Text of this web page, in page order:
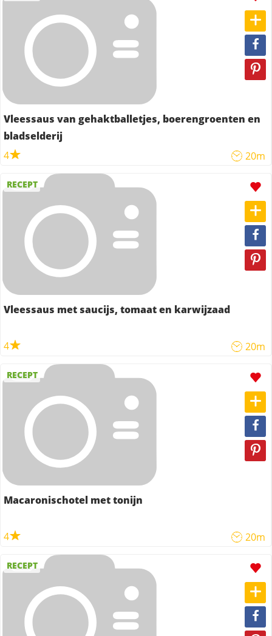
Vleessaus van gehaktballetjes, boerengroenten en
bladselderij
4
20m
RECEPT
Vleessaus met saucijs, tomaat en karwijzaad
4 20m
RECEPT
Macaronischotel met tonijn
4 20m
RECEPT